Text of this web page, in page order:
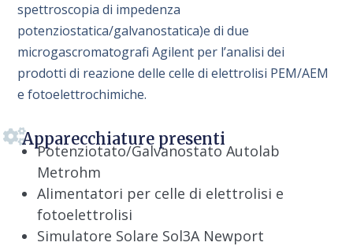
spettroscopia di impedenza
potenziostatica/galvanostatica)e di due
microgascromatografi Agilent per l’analisi dei
prodotti di reazione delle celle di elettrolisi PEM/AEM
e fotoelettrochimiche.
Apparecchiature presenti
Potenziotato/Galvanostato Autolab
Metrohm
Alimentatori per celle di elettrolisi e
fotoelettrolisi
Simulatore Solare Sol3A Newport